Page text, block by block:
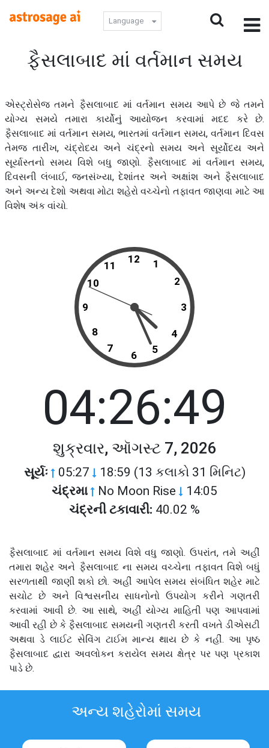
Language
ફૈસલાબાદ માં વર્તમાન સમય
એસ્ટ્રોસેજ તમને ફૈસલાબાદ માં વર્તમાન સમય આપે છે જે તમને
યોગ્ય સમયે તમારા કાર્યોનું આયોજન કરવામાં મદદ કરે છે.
ફૈસલાબાદ માં વર્તમાન સમય, ભારતમાં વર્તમાન સમય, વર્તમાન દિવસ
તેમજ તારીખ, ચંદ્રોદય અને ચંદ્રનો સમય અને સૂર્યોદય અને
સૂર્યાસ્તનો સમય વિશે બધુ જાણો. ફૈસલાબાદ માં વર્તમાન સમય,
દિવસની લંબાઈ, જનસંખ્યા, દેશાંતર અને અક્ષાંશ અને ફૈસલાબાદ
અને અન્ય દેશો અથવા મોટા શહેરો વચ્ચેનો તફાવત જાણવા માટે આ
વિશેષ અંક વાંચો.
12
11
10
9
8
7
6 5
4
3
2
1
04:26:49
શુક્રવાર, ઑગસ્ટ 7, 2026
સૂર્યઃ 05:27 18:59 (13 કલાકો 31 મિનિટ)
ચંદ્રમા
No Moon Rise 14:05
ચંદ્રની ટકાવારી: 40.02 %
ફૈસલાબાદ માં વર્તમાન સમય વિશે વધુ જાણો. ઉપરાંત, તમે અહીં
તમારા શહેર અને ફૈસલાબાદ ના સમય વચ્ચેના તફાવત વિશે બધું
સરળતાથી જાણી શકો છો. અહીં આપેલ સમય સંબંધિત શહેર માટે
સચોટ છે અને વિશ્વસનીય સાધનોનો ઉપયોગ કરીને ગણતરી
કરવામાં આવી છે. આ સાથે, અહીં યોગ્ય માહિતી પણ આપવામાં
આવી રહી છે કે ફૈસલાબાદ સમયની ગણતરી કરતી વખતે ડીએસટી
અથવા ડે લાઈટ સેવિંગ ટાઈમ માન્ય થાય છે કે નહીં. આ પૃષ્ઠ
ફૈસલાબાદ દ્વારા અવલોકન કરાયેલ સમય ક્ષેત્ર પર પણ પ્રકાશ
પાડે છે.
અન્ય શહેરોમાં સમય